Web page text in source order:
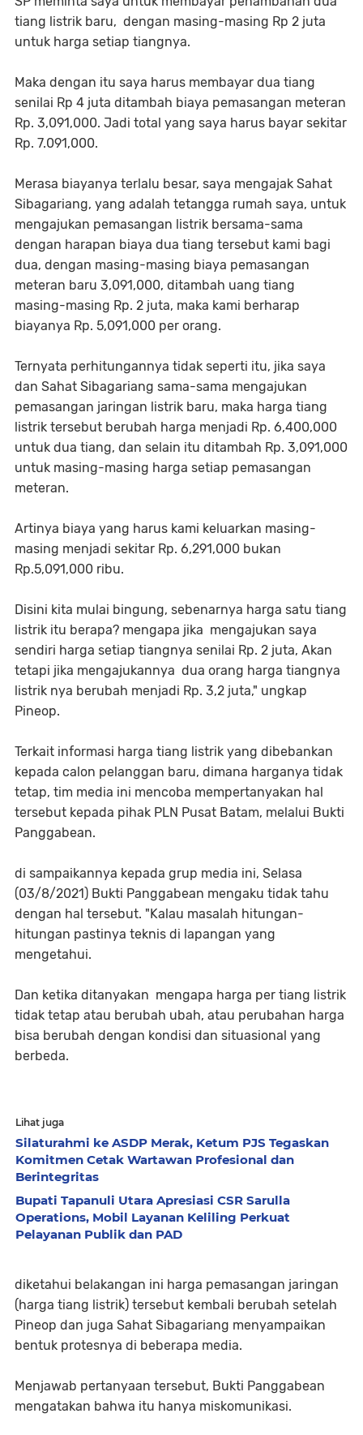
tiang listrik baru, dengan masing-masing Rp 2 juta
untuk harga setiap tiangnya.
Maka dengan itu saya harus membayar dua tiang
senilai Rp 4 juta ditambah biaya pemasangan meteran
Rp. 3,091,000. Jadi total yang saya harus bayar sekitar
Rp. 7.091,000.
Merasa biayanya terlalu besar, saya mengajak Sahat
Sibagariang, yang adalah tetangga rumah saya, untuk
mengajukan pemasangan listrik bersama-sama
dengan harapan biaya dua tiang tersebut kami bagi
dua, dengan masing-masing biaya pemasangan
meteran baru 3,091,000, ditambah uang tiang
masing-masing Rp. 2 juta, maka kami berharap
biayanya Rp. 5,091,000 per orang.
Ternyata perhitungannya tidak seperti itu, jika saya
dan Sahat Sibagariang sama-sama mengajukan
pemasangan jaringan listrik baru, maka harga tiang
listrik tersebut berubah harga menjadi Rp. 6,400,000
untuk dua tiang, dan selain itu ditambah Rp. 3,091,000
untuk masing-masing harga setiap pemasangan
meteran.
Artinya biaya yang harus kami keluarkan masing-
masing menjadi sekitar Rp. 6,291,000 bukan
Rp.5,091,000 ribu.
Disini kita mulai bingung, sebenarnya harga satu tiang
listrik itu berapa? mengapa jika mengajukan saya
sendiri harga setiap tiangnya senilai Rp. 2 juta, Akan
tetapi jika mengajukannya dua orang harga tiangnya
listrik nya berubah menjadi Rp. 3,2 juta," ungkap
Pineop.
Terkait informasi harga tiang listrik yang dibebankan
kepada calon pelanggan baru, dimana harganya tidak
tetap, tim media ini mencoba mempertanyakan hal
tersebut kepada pihak PLN Pusat Batam, melalui Bukti
Panggabean.
di sampaikannya kepada grup media ini, Selasa
(03/8/2021) Bukti Panggabean mengaku tidak tahu
dengan hal tersebut. "Kalau masalah hitungan-
hitungan pastinya teknis di lapangan yang
mengetahui.
Dan ketika ditanyakan mengapa harga per tiang listrik
tidak tetap atau berubah ubah, atau perubahan harga
bisa berubah dengan kondisi dan situasional yang
berbeda.
Lihat juga
Silaturahmi ke ASDP Merak, Ketum PJS Tegaskan
Komitmen Cetak Wartawan Profesional dan
Berintegritas
Bupati Tapanuli Utara Apresiasi CSR Sarulla
Operations, Mobil Layanan Keliling Perkuat
Pelayanan Publik dan PAD
diketahui belakangan ini harga pemasangan jaringan
(harga tiang listrik) tersebut kembali berubah setelah
Pineop dan juga Sahat Sibagariang menyampaikan
bentuk protesnya di beberapa media.
Menjawab pertanyaan tersebut, Bukti Panggabean
mengatakan bahwa itu hanya miskomunikasi.